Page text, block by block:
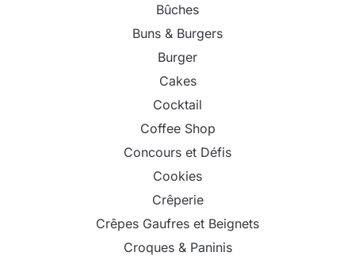
Bûches
Buns & Burgers
Burger
Cakes
Cocktail
Coffee Shop
Concours et Défis
Cookies
Crêperie
Crêpes Gaufres et Beignets
Croques & Paninis